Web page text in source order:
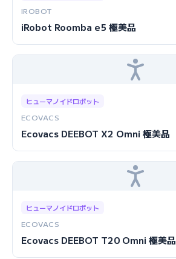
IROBOT
iRobot Roomba e5 極美品
ヒューマノイドロボット
ECOVACS
Ecovacs DEEBOT X2 Omni 極美品
ヒューマノイドロボット
ECOVACS
Ecovacs DEEBOT T20 Omni 極美品